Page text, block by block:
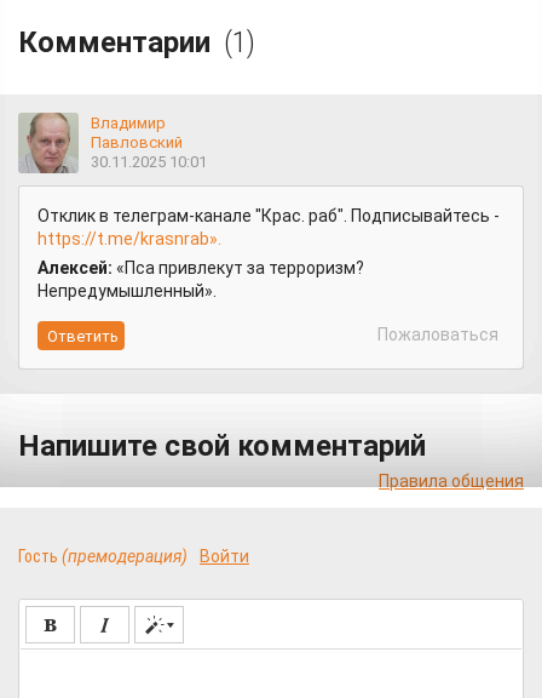
Комментарии (1)
Владимир
Павловский
30.11.2025 10:01
Отклик в телеграм-канале "Крас. раб". Подписывайтесь -
https://t.me/krasnrab».
Алексей: «Пса привлекут за терроризм?
Непредумышленный».
Пожаловаться
Напишите свой комментарий
Правила общения
Гость (премодерация) Войти